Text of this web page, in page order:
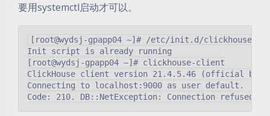
要用systemctl启动才可以。
[root@wydsj-gpapp04 ~]# /etc/init.d/clickhouse-
Init script is already running
[root@wydsj-gpapp04 ~]# clickhouse-client
ClickHouse client version 21.4.5.46 (official
Connecting to localhost:9000 as user default.